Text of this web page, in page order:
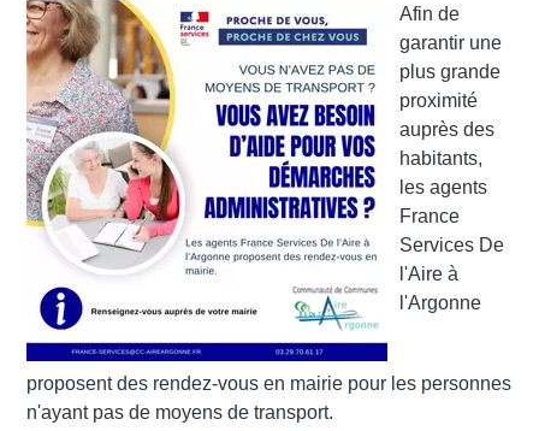
Afin de
garantir une
plus grande
proximité
auprès des
habitants,
les agents
France
Services De
l'Aire à
l'Argonne
proposentdes rendez-vous en mairie pour les personnes
n'ayant pas de moyens de transport.